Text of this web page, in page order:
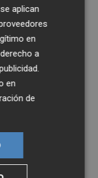
aplican
en
a
en
de